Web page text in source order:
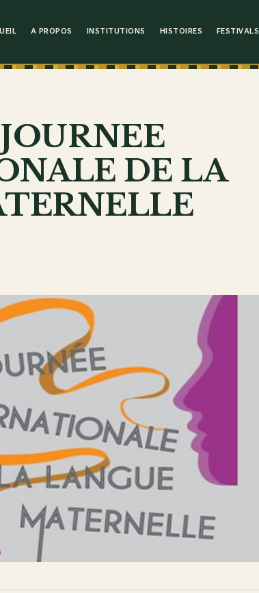
A PROPOS INSTITUTIONS HISTOIRES FESTIVALS
DE LA